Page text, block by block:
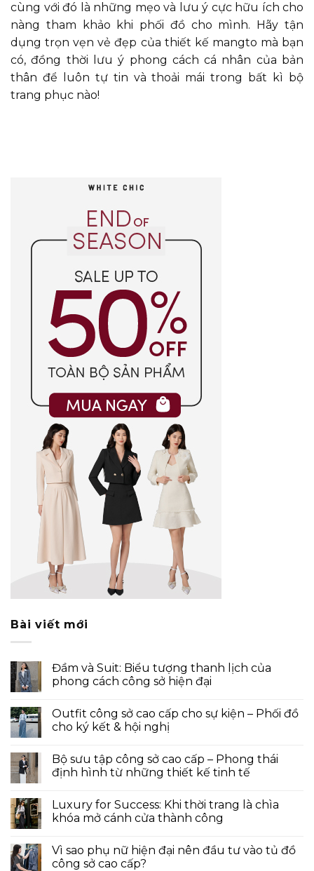
cùng với đó là những mẹo và lưu ý cực hữu ích cho
nàng tham khảo khi phối đồ cho mình. Hãy tận
dụng trọn vẹn vẻ đẹp của thiết kế mangto mà bạn
có, đồng thời lưu ý phong cách cá nhân của bản
thân để luôn tự tin và thoải mái trong bất kì bộ
trang phục nào!
Bài viết mới
Đầm và Suit: Biểu tượng thanh lịch của
phong cách công sở hiện đại
Outfit công sở cao cấp cho sự kiện – Phối đồ
cho ký kết & hội nghị
Bộ sưu tập công sở cao cấp – Phong thái
định hình từ những thiết kế tinh tế
Luxury for Success: Khi thời trang là chìa
khóa mở cánh cửa thành công
Vì sao phụ nữ hiện đại nên đầu tư vào tủ đồ
công sở cao cấp?